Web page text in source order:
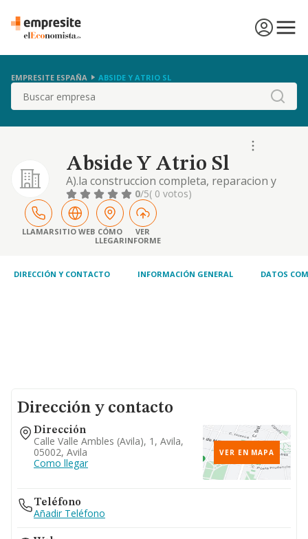
EMPRESITE ESPAÑA ABSIDE Y ATRIO SL
Buscar
Abside Y Atrio Sl
A).la construccion completa, reparacion y
conservacion. tanto de edificaciones como de
cualquier tipo de obra publica o privada, asi
como la promocion de edificaciones para su
venta en bloque o por pisos y locales.b).la
0/5( 0 votos)
LLAMARSITIO WEB CÓMO
LLEGAR
VER
INFORME
DIRECCIÓN Y CONTACTO INFORMACIÓN GENERAL DATOS
Dirección y contacto
Dirección
Calle Valle Ambles (avila), 1, Avila,
05002, Avila
Como llegar
VER EN MAPA
Teléfono
Añadir Teléfono